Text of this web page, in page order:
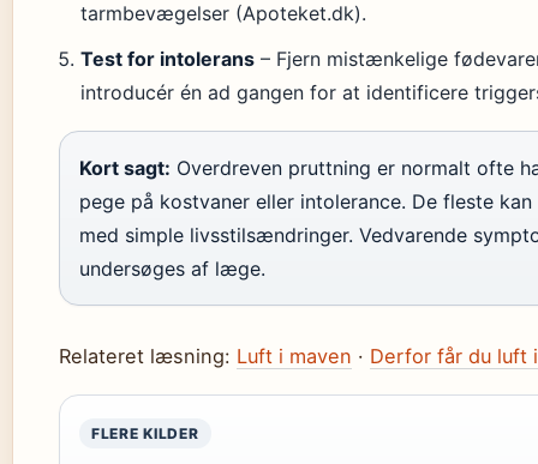
tarmbevægelser (Apoteket.dk).
Test for intolerans – Fjern mistænkelige
introducér én ad gangen for at identificere
Kort sagt: Overdreven pruttning er normalt ofte
pege på kostvaner eller intolerance. De fleste
med simple livsstilsændringer. Vedvarende
undersøges af læge.
Relateret læsning: Luft i maven · Derfor får du luft
FLERE KILDER